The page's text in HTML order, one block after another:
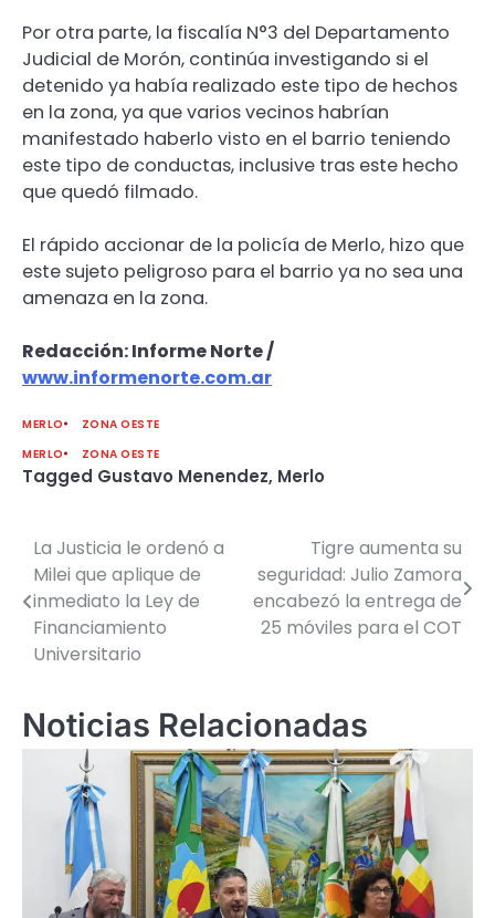
Por otra parte, la fiscalía N°3 del Departamento
Judicial de Morón, continúa investigando si el
detenido ya había realizado este tipo de hechos
en la zona, ya que varios vecinos habrían
manifestado haberlo visto en el barrio teniendo
este tipo de conductas, inclusive tras este hecho
que quedó filmado.
El rápido accionar de la policía de Merlo, hizo que
este sujeto peligroso para el barrio ya no sea una
amenaza en la zona.
Redacción: Informe Norte /
www.informenorte.com.ar
MERLO
ZONA OESTE
MERLO
ZONA OESTE
Tagged Gustavo Menendez, Merlo
Navegación
de
entradas
La Justicia le ordenó a
Milei que aplique de
inmediato la Ley de
Financiamiento
Universitario
Tigre aumenta su
seguridad: Julio Zamora
encabezó la entrega de
25 móviles para el COT
Noticias Relacionadas